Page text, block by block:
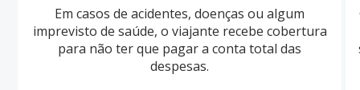
Em casos de acidentes, doenças ou algum
imprevisto de saúde, o viajante recebe cobertura
para não ter que pagar a conta total das
despesas.